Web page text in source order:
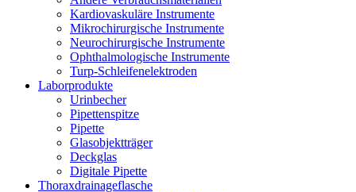
Kardiovaskuläre Instrumente
Mikrochirurgische Instrumente
Neurochirurgische Instrumente
Ophthalmologische Instrumente
Turp-Schleifenelektroden
Laborprodukte
Urinbecher
Pipettenspitze
Pipette
Glasobjektträger
Deckglas
Digitale Pipette
Thoraxdrainageflasche